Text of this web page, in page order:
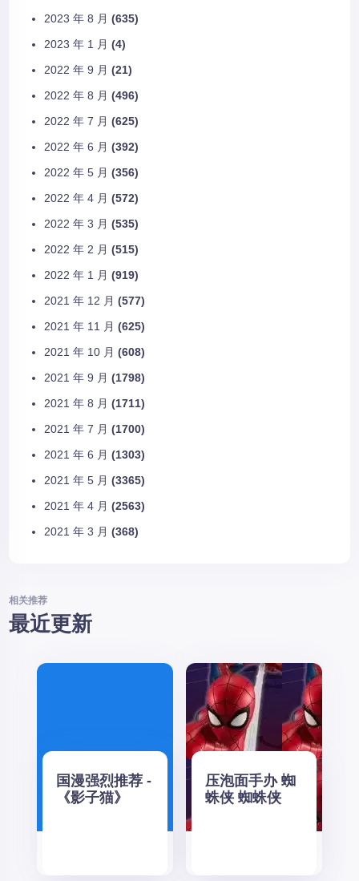
2023 年 8 月 (635)
2023 年 1 月 (4)
2022 年 9 月 (21)
2022 年 8 月 (496)
2022 年 7 月 (625)
2022 年 6 月 (392)
2022 年 5 月 (356)
2022 年 4 月 (572)
2022 年 3 月 (535)
2022 年 2 月 (515)
2022 年 1 月 (919)
2021 年 12 月 (577)
2021 年 11 月 (625)
2021 年 10 月 (608)
2021 年 9 月 (1798)
2021 年 8 月 (1711)
2021 年 7 月 (1700)
2021 年 6 月 (1303)
2021 年 5 月 (3365)
2021 年 4 月 (2563)
2021 年 3 月 (368)
相关推荐
最近更新
国漫强烈推荐 -
《影子猫》
压泡面手办 蜘
蛛侠 蜘蛛侠